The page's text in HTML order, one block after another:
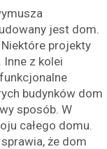
jest dom.
projekty
z kolei
budynków dom
sposób. W
całego domu.
że dom